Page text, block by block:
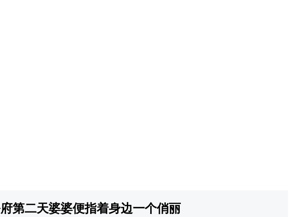
第二天婆婆便指着身边一个俏丽